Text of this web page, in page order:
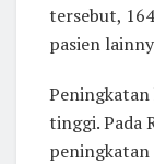
tersebut,
pasien
Peningkatan
tinggi. Pada
peningkatan